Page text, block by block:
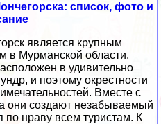
список, фото и
является крупным
в Мурманской области.
в удивительно
и поэтому окрестности
Вместе с
они создают незабываемый
по нраву всем туристам. К